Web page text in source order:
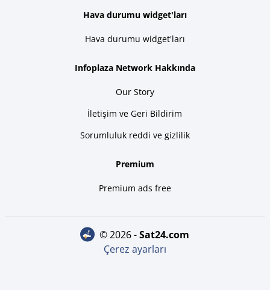
Hava durumu widget'ları
Hava durumu widget'ları
Infoplaza Network Hakkında
Our Story
İletişim ve Geri Bildirim
Sorumluluk reddi ve gizlilik
Premium
Premium ads free
© 2026 - sat24.com
Çerez ayarları